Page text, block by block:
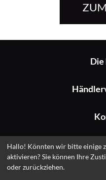
Die
Hallo! Könnten wir bitte einige
aktivieren? Sie können Ihre
oder zurückziehen.